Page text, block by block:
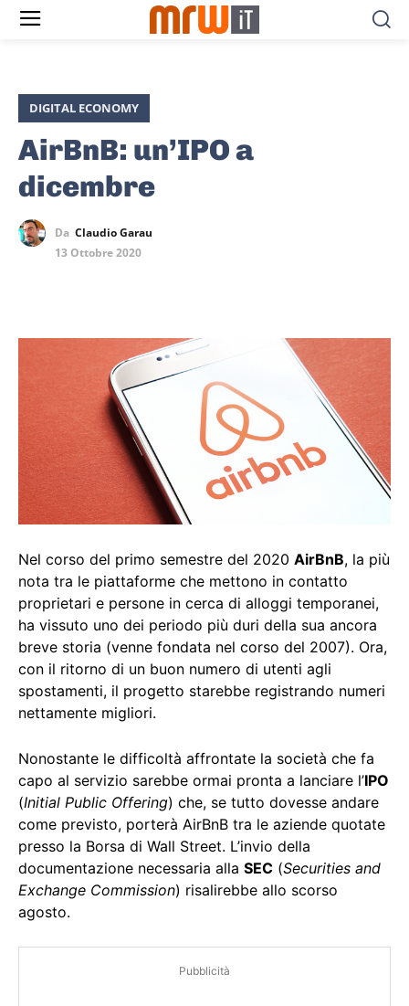
DIGITAL ECONOMY
AirBnB: un’IPO a
dicembre
Da Claudio Garau
13 Ottobre 2020
Nel corso del primo semestre del 2020 AirBnB, la più
nota tra le piattaforme che mettono in contatto
proprietari e persone in cerca di alloggi temporanei,
ha vissuto uno dei periodo più duri della sua ancora
breve storia (venne fondata nel corso del 2007). Ora,
con il ritorno di un buon numero di utenti agli
spostamenti, il progetto starebbe registrando numeri
nettamente migliori.
Nonostante le difficoltà affrontate la società che fa
capo al servizio sarebbe ormai pronta a lanciare l’IPO
(Initial Public Offering) che, se tutto dovesse andare
come previsto, porterà AirBnB tra le aziende quotate
presso la Borsa di Wall Street. L’invio della
documentazione necessaria alla SEC (Securities and
Exchange Commission) risalirebbe allo scorso
agosto.
Pubblicità